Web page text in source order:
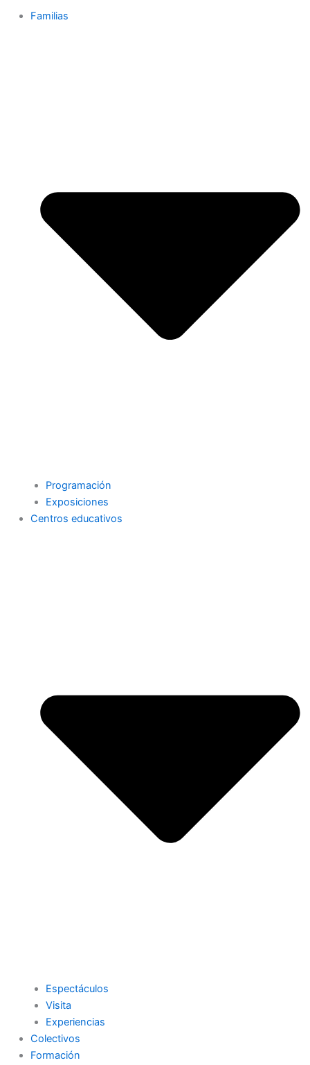
Familias
Programación
Exposiciones
Centros educativos
Espectáculos
Visita
Experiencias
Colectivos
Formación